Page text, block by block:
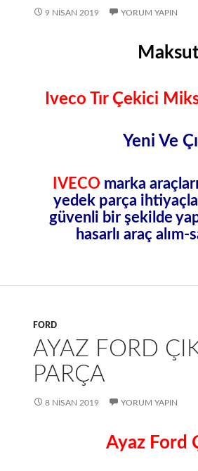
9 NISAN 2019 YORUM YAPIN
Iveco Tır Çekici
Yeni Ve
IVECO marka
yedek parça
güvenli bir şekilde
hasarlı araç alım-
FORD
AYAZ FORD
PARÇA
8 NISAN 2019 YORUM YAPIN
Ayaz Ford